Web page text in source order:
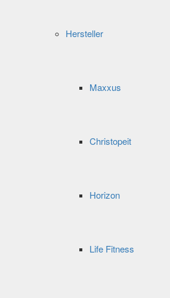
Hersteller
Maxxus
Christopeit
Horizon
Life Fitness